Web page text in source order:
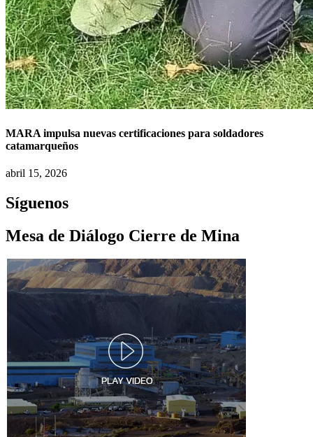
MARA impulsa nuevas certificaciones para soldadores
catamarqueños
abril 15, 2026
Síguenos
Mesa de Diálogo Cierre de Mina